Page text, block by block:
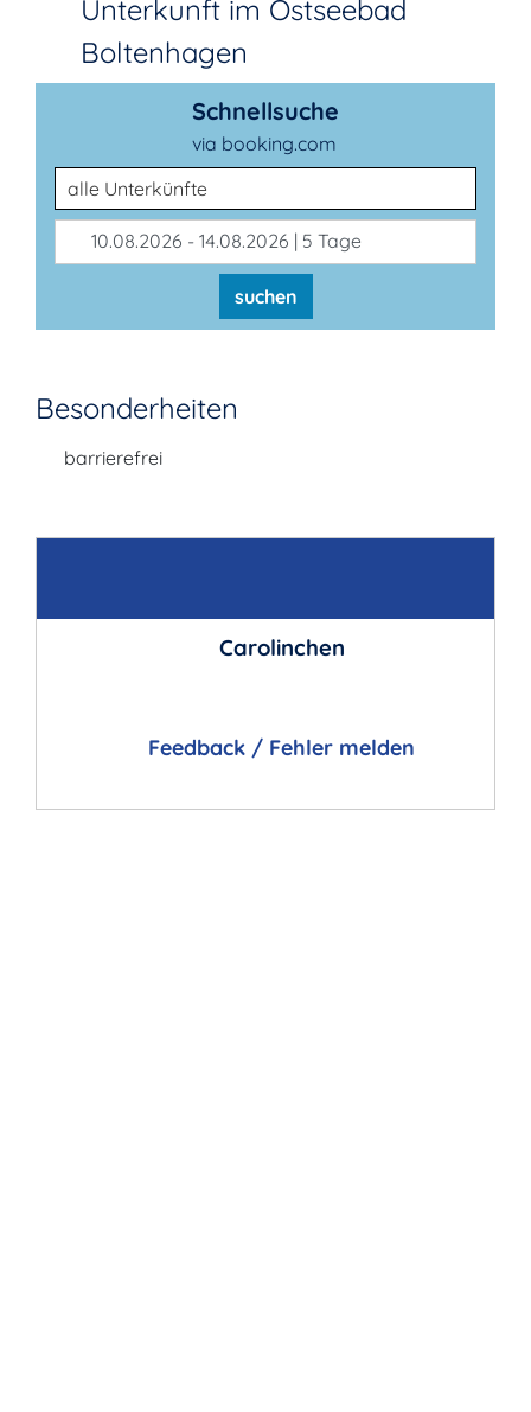
Unterkunft im Ostseebad
Boltenhagen
Schnellsuche
via booking.com
Unterkunftsart
10.08.2026 - 14.08.2026 | 5 Tage
suchen
Besonderheiten
barrierefrei
Carolinchen
Feedback / Fehler melden